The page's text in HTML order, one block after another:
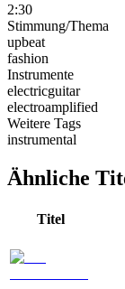
2:30
Stimmung/Thema
upbeat
fashion
Instrumente
electricguitar
electroamplified
Weitere Tags
instrumental
Ähnliche
Titel